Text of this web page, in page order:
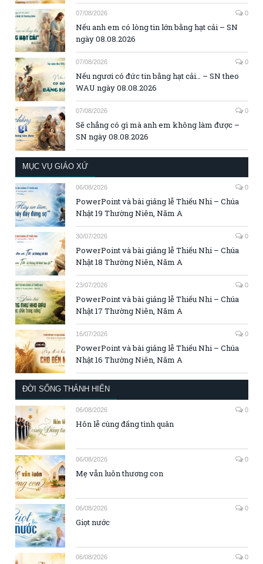
07/08/2026 0
Nếu anh em có lòng tin lớn bằng hạt cải – SN
ngày 08.08.2026
07/08/2026 0
Nếu ngươi có đức tin bằng hạt cải… – SN theo
WAU ngày 08.08.2026
07/08/2026 0
Sẽ chẳng có gì mà anh em không làm được –
SN ngày 08.08.2026
MỤC VỤ GIÁO XỨ
06/08/2026 0
PowerPoint và bài giảng lễ Thiếu Nhi – Chúa
Nhật 19 Thường Niên, Năm A
30/07/2026 0
PowerPoint và bài giảng lễ Thiếu Nhi – Chúa
Nhật 18 Thường Niên, Năm A
23/07/2026 0
PowerPoint và bài giảng lễ Thiếu Nhi – Chúa
Nhật 17 Thường Niên, Năm A
16/07/2026 0
PowerPoint và bài giảng lễ Thiếu Nhi – Chúa
Nhật 16 Thường Niên, Năm A
ĐỜI SỐNG THÁNH HIẾN
06/08/2026 0
Hôn lễ cùng đấng tình quân
06/08/2026 0
Mẹ vẫn luôn thương con
06/08/2026 0
Giọt nước
06/08/2026 0